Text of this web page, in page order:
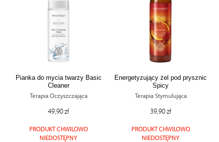
Pianka do mycia twarzy Basic
Cleaner
Terapia Oczyszczająca
49,90 zł
PRODUKT CHWILOWO
NIEDOSTĘPNY
Energetyzujący żel pod prysznic
Spicy
Terapia Stymulująca
39,90 zł
PRODUKT CHWILOWO
NIEDOSTĘPNY